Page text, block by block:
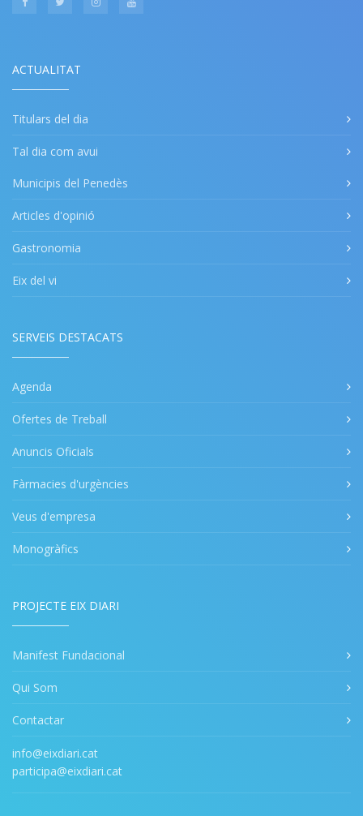
ACTUALITAT
Titulars del dia
Tal dia com avui
Municipis del Penedès
Articles d'opinió
Gastronomia
Eix del vi
SERVEIS DESTACATS
Agenda
Ofertes de Treball
Anuncis Oficials
Fàrmacies d'urgències
Veus d'empresa
Monogràfics
PROJECTE EIX DIARI
Manifest Fundacional
Qui Som
Contactar
info@eixdiari.cat
participa@eixdiari.cat